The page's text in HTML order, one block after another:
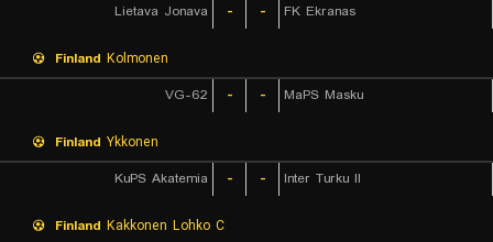
Lietava Jonava
- - FK Ekranas
Finland Kolmonen
VG-62
- - MaPS Masku
Finland Ykkonen
KuPS Akatemia
- - Inter Turku II
Finland Kakkonen Lohko C